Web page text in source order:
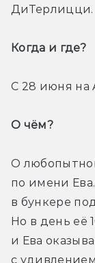
ДиТерлицци.
Когда и где?
С 28 июня на
О чём?
О
по имени
в бункере
Но в день её
и Ева
с